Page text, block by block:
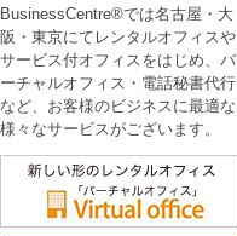
BusinessCentre®では名古屋・大
阪・東京にてレンタルオフィスや
サービス付オフィスをはじめ、バ
ーチャルオフィス・電話秘書代行
など、お客様のビジネスに最適な
様々なサービスがございます。